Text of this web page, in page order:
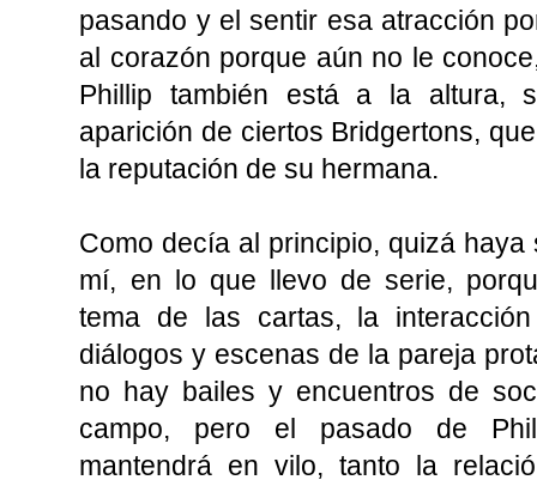
pasando y el sentir esa atracción
al corazón porque aún no le
Phillip también está a la altura,
aparición de ciertos Bridgertons,
la reputación de su hermana.
Como decía al principio, quizá
mí, en lo que llevo de serie,
tema de las cartas, la
diálogos y escenas de la pareja
no hay bailes y encuentros de
campo, pero el pasado de
mantendrá en vilo, tanto la